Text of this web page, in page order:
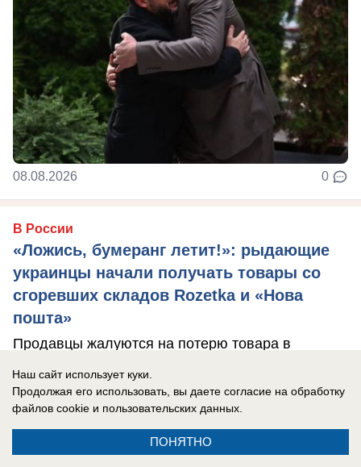
08.08.2026 0
В России
«Ложись, бумеранг летит!»: рыдающие
украинцы начали получать товары со
сгоревших складов Rozetka и «Нова
пошта»
Продавцы жалуются на потерю товара в
компенсация такая, что в результате люди
остаются ...
Наш сайт использует куки.
Продолжая его использовать, вы даете согласие на обработку
файлов cookie и пользовательских данных.
ПОНЯТНО